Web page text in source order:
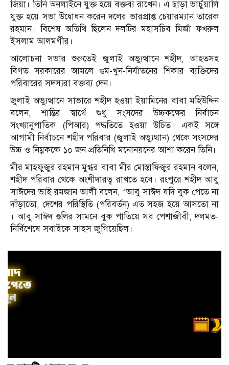
জিয়া। তিনি অনলাইনে যুক্ত হয়ে বক্তব্য রাখেন। এ ছাড়া ভার্চুয়ালি
যুক্ত হয়ে সভা উদ্বোধন করেন দলের ভারপ্রাপ্ত চেয়ারম্যান তারেক
রহমান। বিশেষ অতিথি ছিলেন দলটির মহাসচিব মির্জা ফখরুল
ইসলাম আলমগীর।
আলোচনা সভার শুরুতেই জুলাই অভ্যুত্থানে শহীদ, আহতসহ
বিগত সরকারের আমলে গুম-খুন-নির্যাতনের শিকার ব্যক্তিদের
পরিবারের সদস্যরা বক্তব্য দেন।
জুলাই অভ্যুত্থানে সাভারে শহীদ হওয়া ইয়ামিনের বাবা মহিউদ্দিন
বলেন, শান্তির স্বার্থে শুধু সংসদের উচ্চকক্ষের নির্বাচন
সংখ্যানুপাতিক (পিআর) পদ্ধতিতে হওয়া উচিত। একই সঙ্গে
আগামী নির্বাচনে শহীদ পরিবার (জুলাই অভ্যুত্থান) থেকে সংসদের
উচ্চ ও নিম্নকক্ষে ১০ জন প্রতিনিধি মনোনয়নের আশা করেন তিনি।
মীর মাহফুজুর রহমান মুগ্ধর বাবা মীর মোস্তাফিজুর রহমান বলেন,
শহীদ পরিবার থেকে অংশীদারত্ব রাখতে হবে। রংপুরে শহীদ আবু
সাঈদের ভাই রমজান আলী বলেন, ‘আবু সাঈদ যদি বুক পেতে না
দাঁড়াতো, দেশের পরিস্থিতি (পরিবর্তন) এত সহজ হয়ে আসতো না
। আবু সাঈদ গুলির সামনে বুক পাতিয়ে সব পেশাজীবী, দলমত-
নির্বিশেষে সবাইকে সাহস জুগিয়েছিল।